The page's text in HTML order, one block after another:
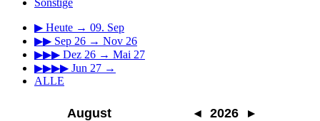
▶ Heute → 09. Sep
▶▶ Sep 26 → Nov 26
▶▶▶ Dez 26 → Mai 27
▶▶▶▶ Jun 27 →
ALLE
August ◂ 2026 ▸